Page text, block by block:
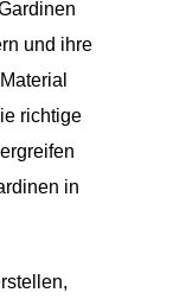
und ihre
richtige
in